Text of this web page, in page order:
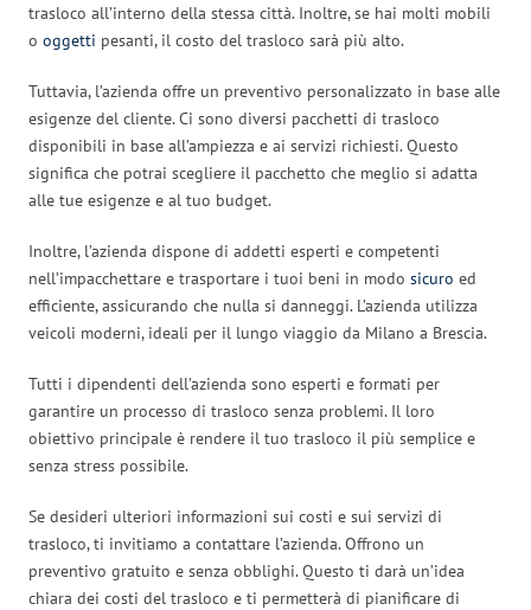
trasloco all’interno della stessa città. Inoltre, se hai molti mobili
o oggetti pesanti, il costo del trasloco sarà più alto.
Tuttavia, l’azienda offre un preventivo personalizzato in base alle
esigenze del cliente. Ci sono diversi pacchetti di trasloco
disponibili in base all’ampiezza e ai servizi richiesti. Questo
significa che potrai scegliere il pacchetto che meglio si adatta
alle tue esigenze e al tuo budget.
Inoltre, l’azienda dispone di addetti esperti e competenti
nell’impacchettare e trasportare i tuoi beni in modo sicuro ed
efficiente, assicurando che nulla si danneggi. L’azienda utilizza
veicoli moderni, ideali per il lungo viaggio da Milano a Brescia.
Tutti i dipendenti dell’azienda sono esperti e formati per
garantire un processo di trasloco senza problemi. Il loro
obiettivo principale è rendere il tuo trasloco il più semplice e
senza stress possibile.
Se desideri ulteriori informazioni sui costi e sui servizi di
trasloco, ti invitiamo a contattare l’azienda. Offrono un
preventivo gratuito e senza obblighi. Questo ti darà un’idea
chiara dei costi del trasloco e ti permetterà di pianificare di